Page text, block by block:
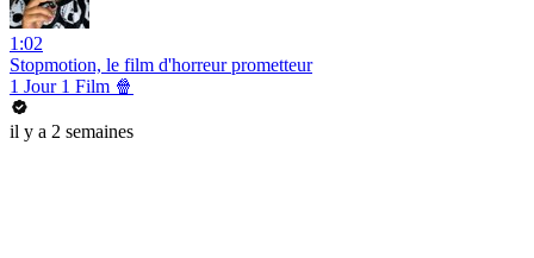
1:02
Stopmotion, le film d'horreur prometteur
1 Jour 1 Film 🍿
il y a 2 semaines